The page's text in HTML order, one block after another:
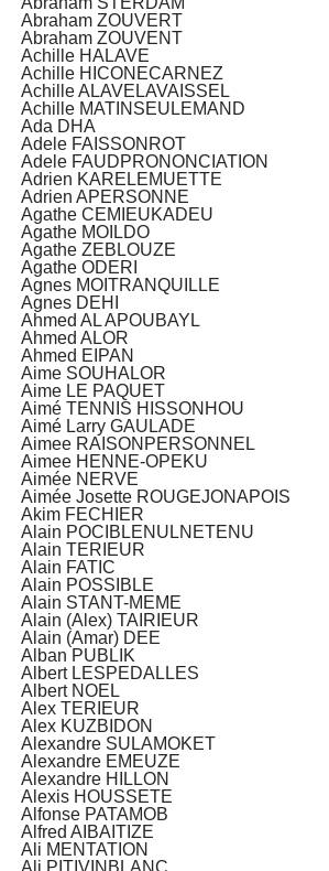
Abraham ZOUVERT
Abraham ZOUVENT
Achille HALAVE
Achille HICONECARNEZ
Achille ALAVELAVAISSEL
Achille MATINSEULEMAND
Ada DHA
Adele FAISSONROT
Adele FAUDPRONONCIATION
Adrien KARELEMUETTE
Adrien APERSONNE
Agathe CEMIEUKADEU
Agathe MOILDO
Agathe ZEBLOUZE
Agathe ODERI
Agnes MOITRANQUILLE
Agnes DEHI
Ahmed AL APOUBAYL
Ahmed ALOR
Ahmed EIPAN
Aime SOUHALOR
Aime LE PAQUET
Aimé TENNIS HISSONHOU
Aimé Larry GAULADE
Aimee RAISONPERSONNEL
Aimee HENNE-OPEKU
Aimée NERVE
Aimée Josette ROUGEJONAPOIS
Akim FECHIER
Alain POCIBLENULNETENU
Alain TERIEUR
Alain FATIC
Alain POSSIBLE
Alain STANT-MEME
Alain (Alex) TAIRIEUR
Alain (Amar) DEE
Alban PUBLIK
Albert LESPEDALLES
Albert NOEL
Alex TERIEUR
Alex KUZBIDON
Alexandre SULAMOKET
Alexandre EMEUZE
Alexandre HILLON
Alexis HOUSSETE
Alfonse PATAMOB
Alfred AIBAITIZE
Ali MENTATION
Ali PITIVINBLANC